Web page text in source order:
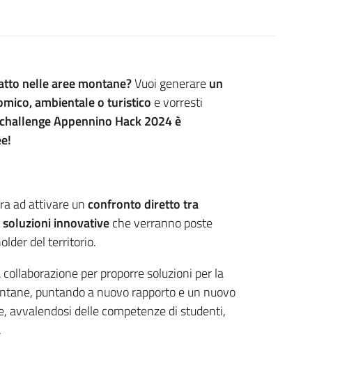
nelle aree montane?Vuoi generareun
ambientale o turistico e vorresti
Appennino Hack 2024 è
ad attivare unconfronto diretto tra
innovativeche verranno poste
del territorio.
per proporre soluzioni per la
puntando a nuovo rapporto e un nuovo
avvalendosi delle competenze di studenti,